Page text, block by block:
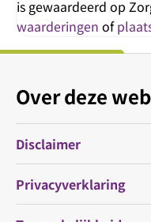
is gewaardeerd op
waarderingen of
Over deze
Disclaimer
Privacyverklaring